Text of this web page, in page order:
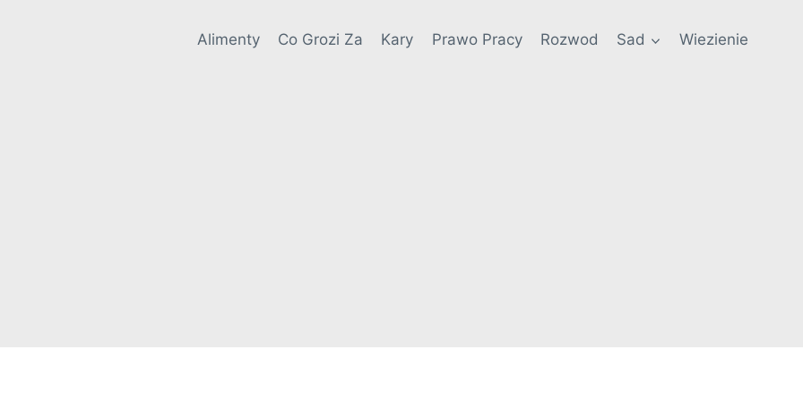
Alimenty Co Grozi Za Kary Prawo Pracy Rozwod Sad Wiezienie